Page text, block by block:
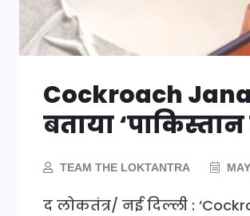
Cockroach
बताया
TEAM THE LOKTANTRA
द लोकतंत्र/ नई दिल्ली :